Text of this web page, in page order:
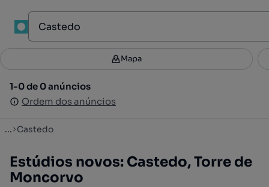
Filtros 3
1-0 de 0 anúncios
Ordem dos anúncios
Mapa
1-0 de 0 anúncios
Ordem dos anúncios
... Castedo
Estúdios novos: Castedo, Torre de
Moncorvo